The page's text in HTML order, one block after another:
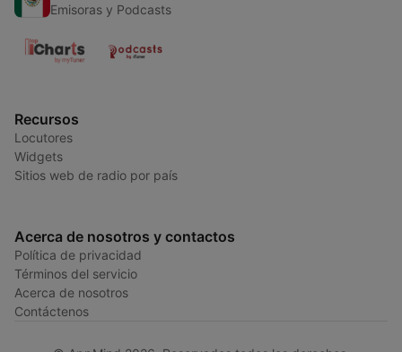
Emisoras y Podcasts
Recursos
Locutores
Widgets
Sitios web de radio por país
Acerca de nosotros y contactos
Política de privacidad
Términos del servicio
Acerca de nosotros
Contáctenos